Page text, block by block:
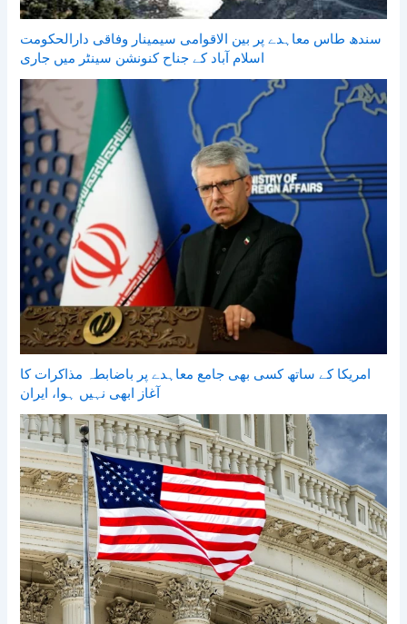
سندھ طاس معاہدے پر بین الاقوامی سیمینار وفاقی دارالحکومت
اسلام آباد کے جناح کنونشن سینٹر میں جاری
امریکا کے ساتھ کسی بھی جامع معاہدے پر باضابطہ مذاکرات کا
آغاز ابھی نہیں ہوا، ایران